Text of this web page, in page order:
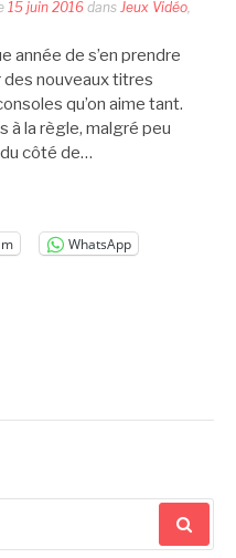
15 juin 2016 dans Jeux Vidéo
année de s’en prendre
des nouveaux titres
qu’on aime tant.
à la règle, malgré peu
côté de…
WhatsApp